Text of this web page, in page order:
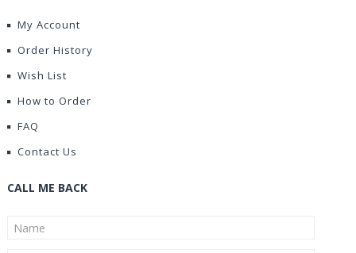
My Account
Order History
Wish List
How to Order
FAQ
Contact Us
CALL ME BACK